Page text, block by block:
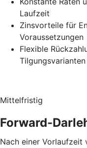
Laufzeit
Zinsvorteile für
Voraussetzungen
Flexible
Tilgungsvarianten
Mittelfristig
Forward-
Nach einer Vorlaufzeit